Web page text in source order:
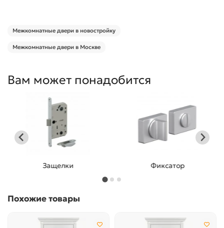
Межкомнатные двери в новостройку
Межкомнатные двери в Москве
Вам может понадобится
Защелки Фиксатор
Похожие товары